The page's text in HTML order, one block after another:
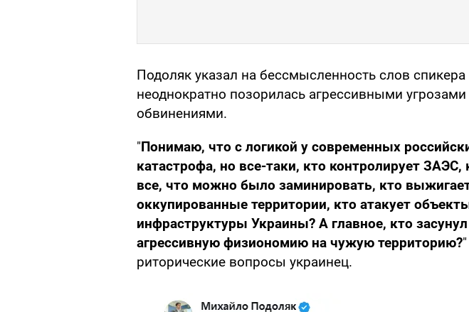
Подоляк указал на бессмысленность слов
неоднократно позорилась агрессивными
обвинениями.
"Понимаю, что с логикой у современных
катастрофа, но все-таки, кто контролирует ЗАЭС,
все, что можно было заминировать, кто
оккупированные территории, кто атакует
инфраструктуры Украины? А главное, кто
агрессивную физиономию на чужую территорию?
риторические вопросы украинец.